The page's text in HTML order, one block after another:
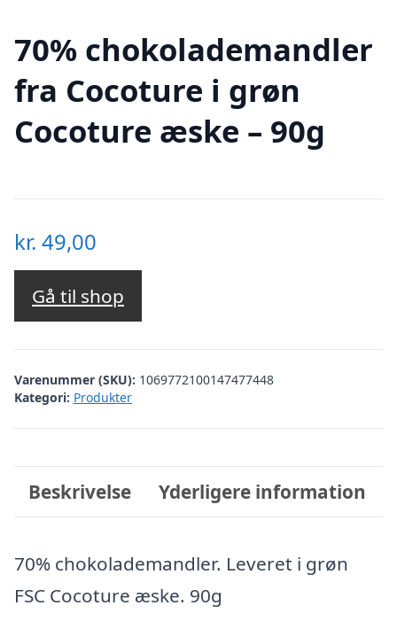
70% chokolademandler
fra Cocoture i grøn
Cocoture æske – 90g
kr. 49,00
Gå til shop
Varenummer (SKU): 1069772100147477448
Kategori: Produkter
Beskrivelse Yderligere information
70% chokolademandler. Leveret i grøn
FSC Cocoture æske. 90g